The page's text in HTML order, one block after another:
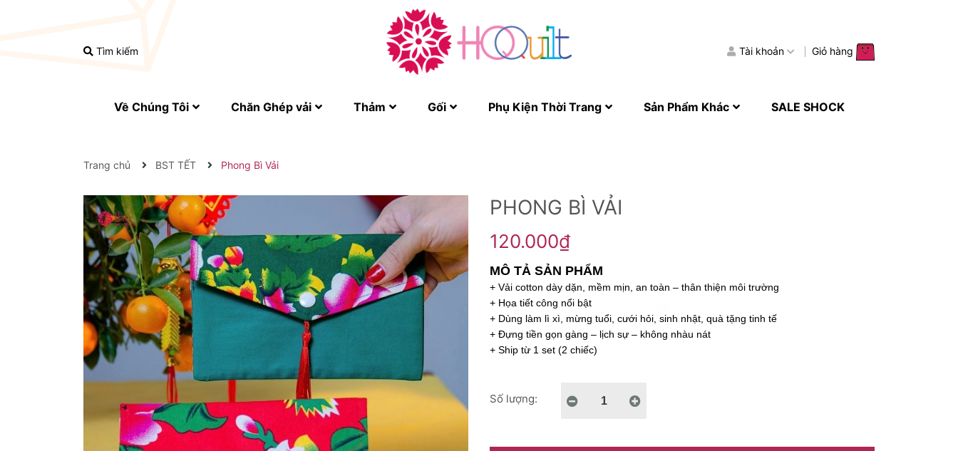
Tìm kiếm Tài khoản Giỏ hàng
Về Chúng Tôi Chăn Ghép vải Thảm Gối Phụ Kiện Thời Trang Sản Phẩm Khác SALE SHOCK
Trang chủ BST TẾT Phong Bì Vải
PHONG BÌ VẢI
120.000₫
MÔ TẢ SẢN PHẨM
+ Vải cotton dày dặn, mềm mịn, an toàn – thân thiện môi trường
+ Họa tiết công nổi bật
+ Dùng làm lì xì, mừng tuổi, cưới hỏi, sinh nhật, quà tặng tinh tế
+ Đựng tiền gọn gàng – lịch sự – không nhàu nát
+ Ship từ 1 set (2 chiếc)
Số lượng: